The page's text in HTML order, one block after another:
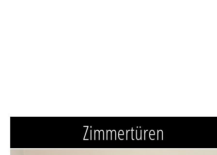
Zimmertüren